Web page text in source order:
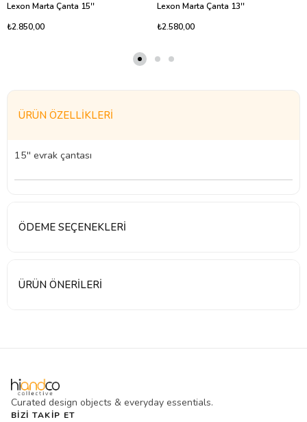
Lexon Marta Çanta 15''
₺2.850,00
Lexon Marta Çanta 13''
₺2.580,00
ÜRÜN ÖZELLIKLERI
15'' evrak çantası
ÖDEME SEÇENEKLERI
ÜRÜN ÖNERILERI
Curated design objects & everyday essentials.
BIZI TAKIP ET